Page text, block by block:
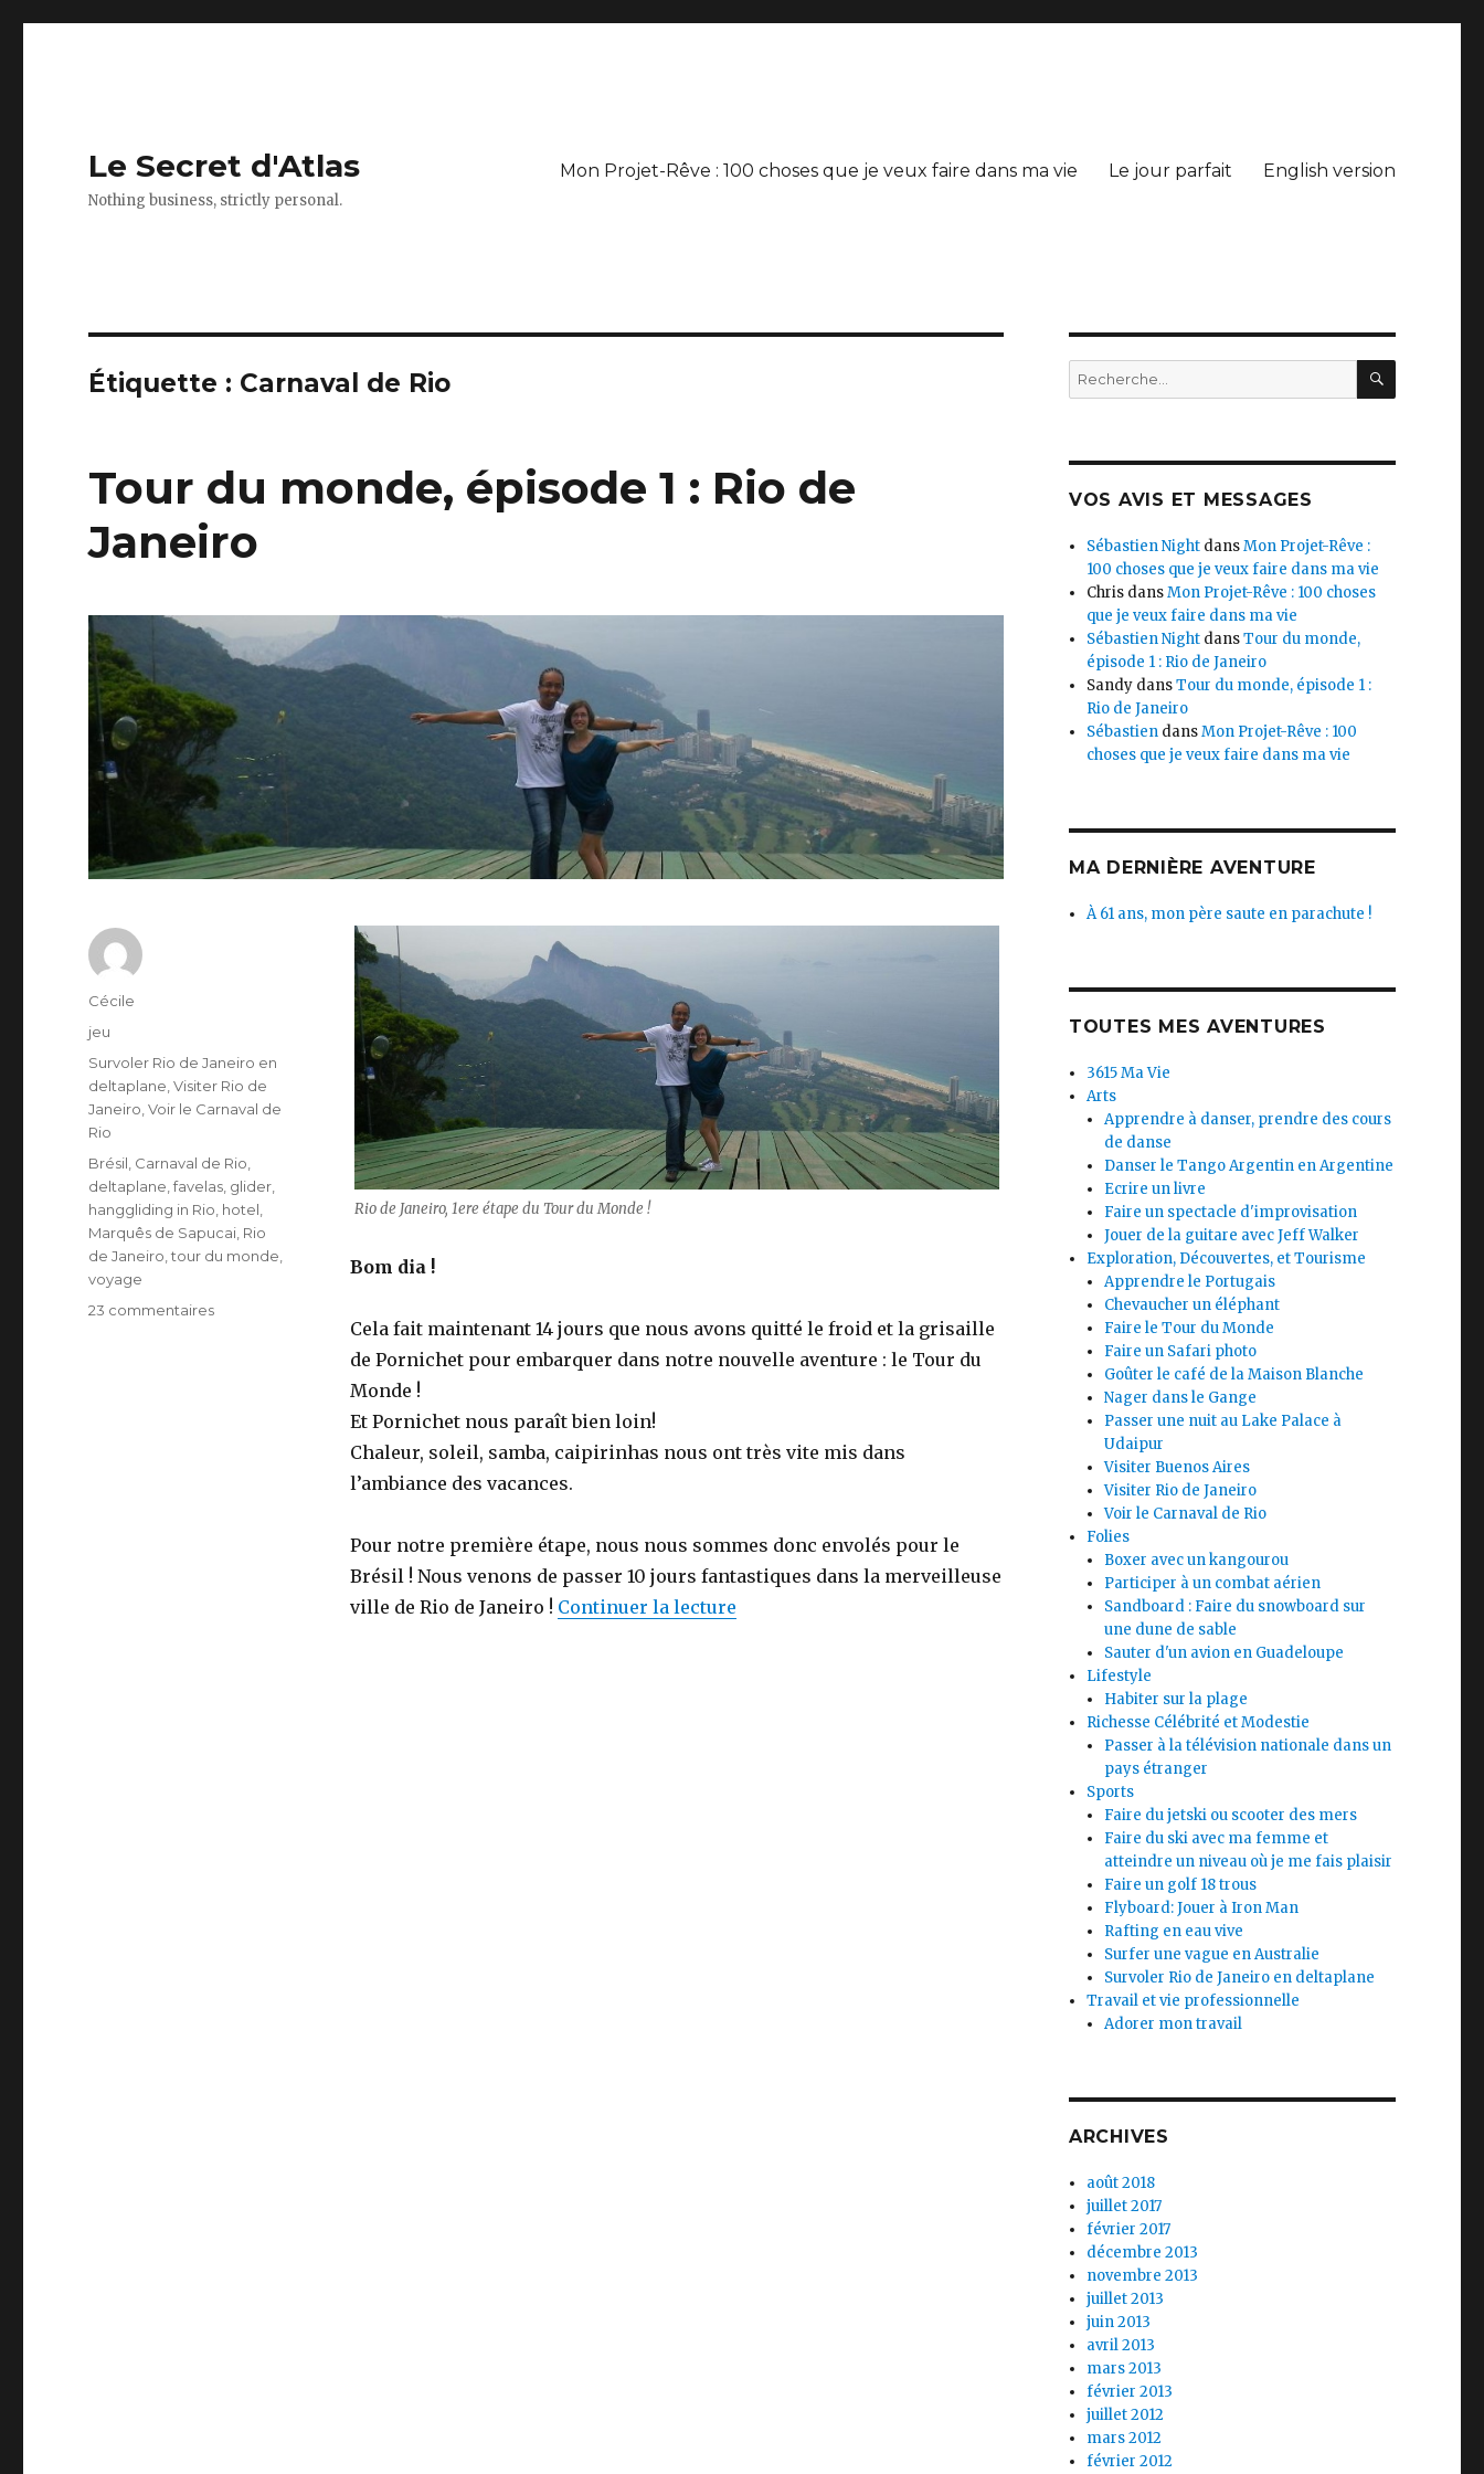
Le Secret d'Atlas
Nothing business, strictly personal.
Mon Projet-Rêve : 100 choses que je veux faire dans ma vie Le jour parfait English version
Étiquette : Carnaval de Rio
Tour du monde, épisode 1 : Rio de
Janeiro
Rio de Janeiro, 1ere étape du Tour du Monde !
Bom dia !
Cela fait maintenant 14 jours que nous avons quitté le froid et la grisaille
de Pornichet pour embarquer dans notre nouvelle aventure : le Tour du
Monde !
Et Pornichet nous paraît bien loin!
Chaleur, soleil, samba, caipirinhas nous ont très vite mis dans
l’ambiance des vacances.
Pour notre première étape, nous nous sommes donc envolés pour le
Brésil ! Nous venons de passer 10 jours fantastiques dans la merveilleuse
ville de Rio de Janeiro ! Continuer la lecture de « Tour du monde, épisode 1 : Rio de Janeiro »
Auteur
Cécile
Publié
le
jeu
Catégories
Survoler Rio de Janeiro en
deltaplane ,Visiter Rio de
Janeiro ,Voir le Carnaval de
Rio
Étiquettes
Brésil Carnaval de Rio
deltaplane ,favelas glider
hanggliding in Rio hotel
Marquês de Sapucai Rio
de Janeiro ,tour du monde
voyage
23 commentaires
Recherche
pour
VOS AVIS ET MESSAGES
Sébastien Night dansMon Projet-Rêve :
100 choses que je veux faire dans ma vie
Chris dansMon Projet-Rêve : 100 choses
que je veux faire dans ma vie
Sébastien Night dansTour du monde,
épisode 1 : Rio de Janeiro
Sandy dansTour du monde, épisode 1 :
Rio de Janeiro
Sébastien dansMon Projet-Rêve : 100
choses que je veux faire dans ma vie
MA DERNIÈRE AVENTURE
À 61 ans, mon père saute en parachute !
TOUTES MES AVENTURES
3615 Ma Vie
Arts
Apprendre à danser, prendre des cours
de danse
Danser le Tango Argentin en Argentine
Ecrire un livre
Faire un spectacle d'improvisation
Jouer de la guitare avec Jeff Walker
Exploration, Découvertes, et Tourisme
Apprendre le Portugais
Chevaucher un éléphant
Faire le Tour du Monde
Faire un Safari photo
Goûter le café de la Maison Blanche
Nager dans le Gange
Passer une nuit au Lake Palace à
Udaipur
Visiter Buenos Aires
Visiter Rio de Janeiro
Voir le Carnaval de Rio
Folies
Boxer avec un kangourou
Participer à un combat aérien
Sandboard : Faire du snowboard sur
une dune de sable
Sauter d'un avion en Guadeloupe
Lifestyle
Habiter sur la plage
Richesse Célébrité et Modestie
Passer à la télévision nationale dans un
pays étranger
Sports
Faire du jetski ou scooter des mers
Faire du ski avec ma femme et
atteindre un niveau où je me fais plaisir
Faire un golf 18 trous
Flyboard: Jouer à Iron Man
Rafting en eau vive
Surfer une vague en Australie
Survoler Rio de Janeiro en deltaplane
Travail et vie professionnelle
Adorer mon travail
ARCHIVES
août 2018
juillet 2017
février 2017
décembre 2013
novembre 2013
juillet 2013
juin 2013
avril 2013
mars 2013
février 2013
juillet 2012
mars 2012
février 2012